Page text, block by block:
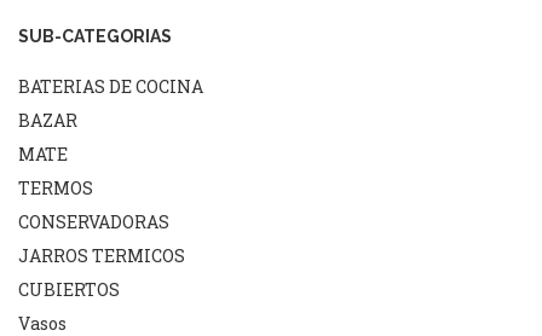
SUB-CATEGORIAS
BATERIAS DE COCINA
BAZAR
MATE
TERMOS
CONSERVADORAS
JARROS TERMICOS
CUBIERTOS
Vasos